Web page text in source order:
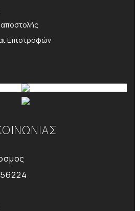
Επιστροφών